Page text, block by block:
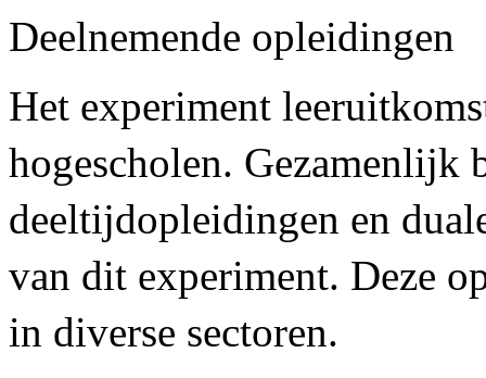
Deelnemende opleidingen
Het experiment
hogescholen. Gezamenlijk
deeltijdopleidingen en
van dit experiment. Deze
in diverse sectoren.